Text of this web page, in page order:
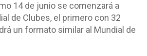
14 de junio se comenzará a
de Clubes, el primero con 32
un formato similar al Mundial de